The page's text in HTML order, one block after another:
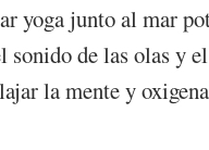
yoga junto al mar
sonido de las olas y
la mente y